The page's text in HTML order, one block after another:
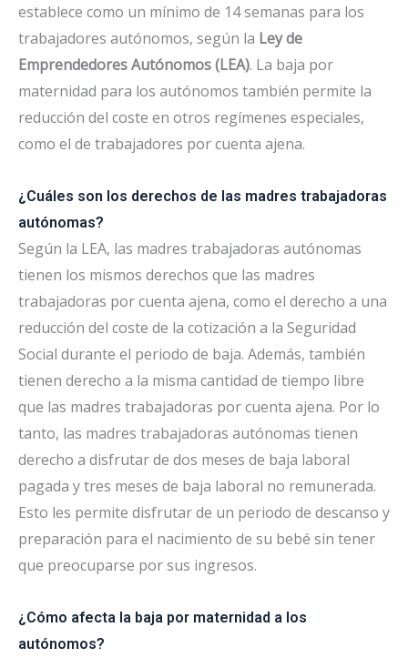
establece como un mínimo de 14 semanas para los
trabajadores autónomos, según la Ley de
Emprendedores Autónomos (LEA). La baja por
maternidad para los autónomos también permite la
reducción del coste en otros regímenes especiales,
como el de trabajadores por cuenta ajena.
¿Cuáles son los derechos de las madres trabajadoras
autónomas?
Según la LEA, las madres trabajadoras autónomas
tienen los mismos derechos que las madres
trabajadoras por cuenta ajena, como el derecho a una
reducción del coste de la cotización a la Seguridad
Social durante el periodo de baja. Además, también
tienen derecho a la misma cantidad de tiempo libre
que las madres trabajadoras por cuenta ajena. Por lo
tanto, las madres trabajadoras autónomas tienen
derecho a disfrutar de dos meses de baja laboral
pagada y tres meses de baja laboral no remunerada.
Esto les permite disfrutar de un periodo de descanso y
preparación para el nacimiento de su bebé sin tener
que preocuparse por sus ingresos.
¿Cómo afecta la baja por maternidad a los
autónomos?